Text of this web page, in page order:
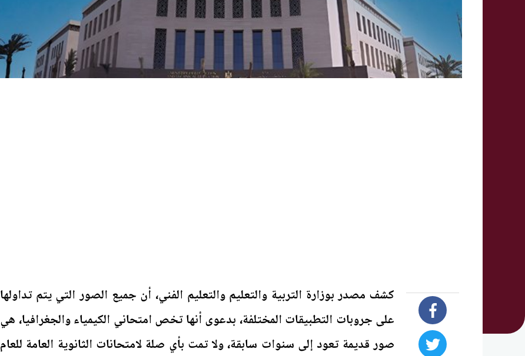
كشف مصدر بوزارة التربية والتعليم والتعليم الفني، أن جميع الصور التي يتم تداولها
على جروبات التطبيقات المختلفة، بدعوى أنها تخص امتحاني الكيمياء والجغرافيا، هي
صور قديمة تعود إلى سنوات سابقة، ولا تمت بأي صلة لامتحانات الثانوية العامة للعام